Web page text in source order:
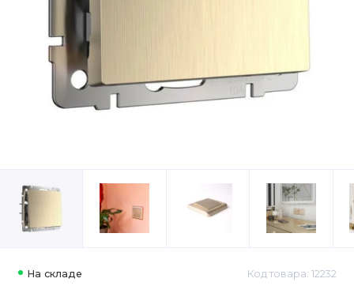
На складе Код товара: 12232